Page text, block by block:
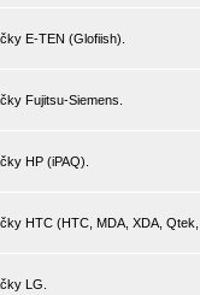
E-TEN (Glofiish).
Fujitsu-Siemens.
HP (iPAQ).
HTC (HTC, MDA, XDA,
LG.